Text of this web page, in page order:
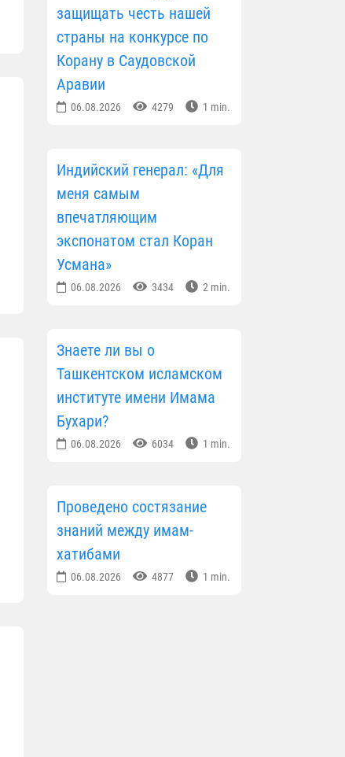
защищать честь нашей
страны на конкурсе по
Корану в Саудовской
Аравии
06.08.2026 4279 1 min.
Индийский генерал: «Для
меня самым
впечатляющим
экспонатом стал Коран
Усмана»
06.08.2026 3434 2 min.
Знаете ли вы о
Ташкентском исламском
институте имени Имама
Бухари?
06.08.2026 6034 1 min.
Проведено состязание
знаний между имам-
хатибами
06.08.2026 4877 1 min.